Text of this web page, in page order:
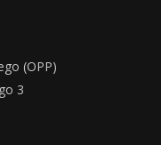
(OPP)
3